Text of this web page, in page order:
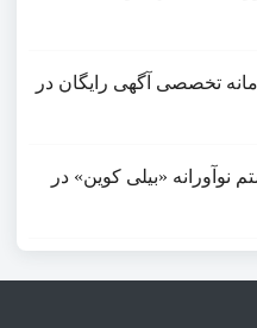
تخصصی آگهی رایگان در
نوآورانه «بیلی کوین» در